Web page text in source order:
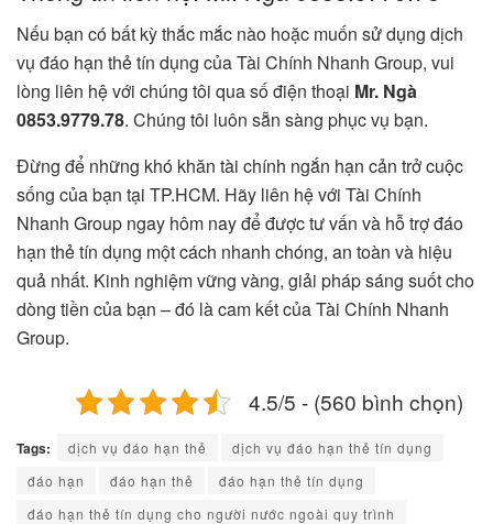
Nếu bạn có bất kỳ thắc mắc nào hoặc muốn sử dụng dịch
vụ đáo hạn thẻ tín dụng của Tài Chính Nhanh Group, vui
lòng liên hệ với chúng tôi qua số điện thoại Mr. Ngà
0853.9779.78. Chúng tôi luôn sẵn sàng phục vụ bạn.
Đừng để những khó khăn tài chính ngắn hạn cản trở cuộc
sống của bạn tại TP.HCM. Hãy liên hệ với Tài Chính
Nhanh Group ngay hôm nay để được tư vấn và hỗ trợ đáo
hạn thẻ tín dụng một cách nhanh chóng, an toàn và hiệu
quả nhất. Kinh nghiệm vững vàng, giải pháp sáng suốt cho
dòng tiền của bạn – đó là cam kết của Tài Chính Nhanh
Group.
4.5/5 - (560 bình chọn)
Tags: dịch vụ đáo hạn thẻ
dịch vụ đáo hạn thẻ tín dụng
đáo hạn
đáo hạn thẻ
đáo hạn thẻ tín dụng
đáo hạn thẻ tín dụng cho người nước ngoài quy trình